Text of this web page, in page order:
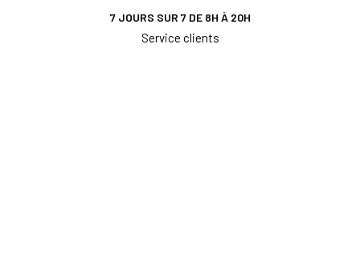
7 JOURS SUR 7 DE 8H À 20H
Service clients